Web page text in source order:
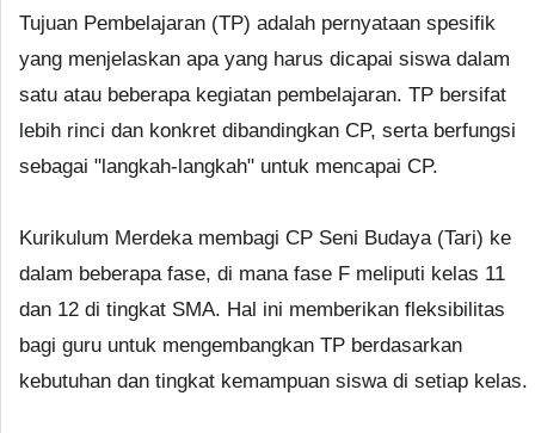
Tujuan Pembelajaran (TP) adalah pernyataan spesifik
yang menjelaskan apa yang harus dicapai siswa dalam
satu atau beberapa kegiatan pembelajaran. TP bersifat
lebih rinci dan konkret dibandingkan CP, serta berfungsi
sebagai "langkah-langkah" untuk mencapai CP.
Kurikulum Merdeka membagi CP Seni Budaya (Tari) ke
dalam beberapa fase, di mana fase F meliputi kelas 11
dan 12 di tingkat SMA. Hal ini memberikan fleksibilitas
bagi guru untuk mengembangkan TP berdasarkan
kebutuhan dan tingkat kemampuan siswa di setiap kelas.